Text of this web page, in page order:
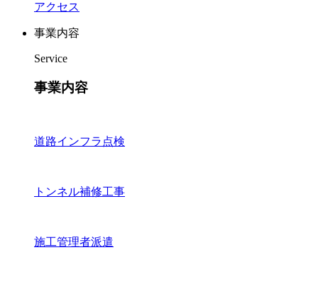
アクセス
事業内容
Service
事業内容
道路インフラ点検
トンネル補修工事
施工管理者派遣